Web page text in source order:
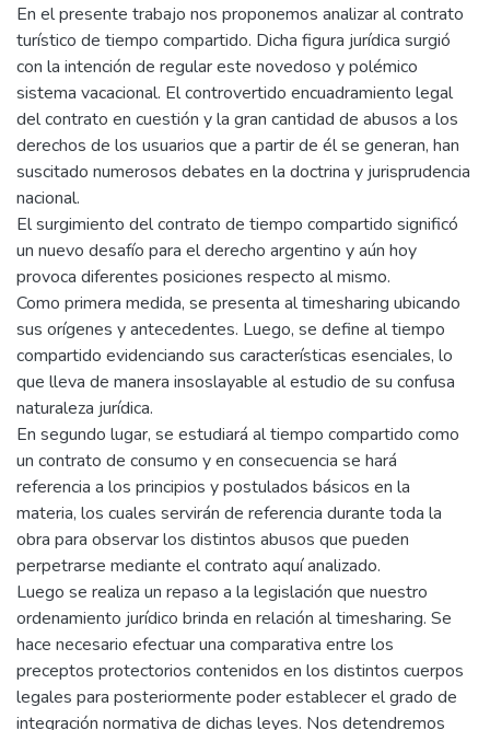
En el presente trabajo nos proponemos analizar al contrato
turístico de tiempo compartido. Dicha figura jurídica surgió
con la intención de regular este novedoso y polémico
sistema vacacional. El controvertido encuadramiento legal
del contrato en cuestión y la gran cantidad de abusos a los
derechos de los usuarios que a partir de él se generan, han
suscitado numerosos debates en la doctrina y jurisprudencia
nacional.
El surgimiento del contrato de tiempo compartido significó
un nuevo desafío para el derecho argentino y aún hoy
provoca diferentes posiciones respecto al mismo.
Como primera medida, se presenta al timesharing ubicando
sus orígenes y antecedentes. Luego, se define al tiempo
compartido evidenciando sus características esenciales, lo
que lleva de manera insoslayable al estudio de su confusa
naturaleza jurídica.
En segundo lugar, se estudiará al tiempo compartido como
un contrato de consumo y en consecuencia se hará
referencia a los principios y postulados básicos en la
materia, los cuales servirán de referencia durante toda la
obra para observar los distintos abusos que pueden
perpetrarse mediante el contrato aquí analizado.
Luego se realiza un repaso a la legislación que nuestro
ordenamiento jurídico brinda en relación al timesharing. Se
hace necesario efectuar una comparativa entre los
preceptos protectorios contenidos en los distintos cuerpos
legales para posteriormente poder establecer el grado de
integración normativa de dichas leyes. Nos detendremos